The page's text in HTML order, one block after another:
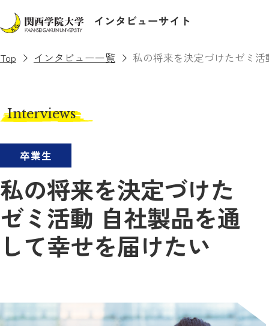
インタビューサイト
Top インタビュー一覧 私の将来を決定づけたゼミ
Interviews
卒業生
私の将来を決定づけた
ゼミ活動 自社製品を通
して幸せを届けたい